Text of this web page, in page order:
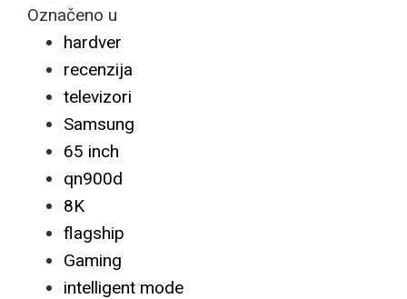
Označeno u
hardver
recenzija
televizori
Samsung
65 inch
qn900d
8K
flagship
Gaming
intelligent mode